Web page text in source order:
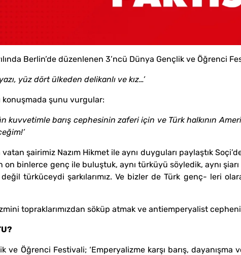
Berlin’de düzenlenen 3’ncü Dünya Gençlik ve Öğrenci
yüz dört ülkeden delikanlı ve kız…’
konuşmada şunu vurgular:
kuvvetimle barış cephesinin zaferi için ve Türk halkının
şairimiz Nazım Hikmet ile aynı duyguları paylaştık
on binlerce genç ile buluştuk, aynı türküyü söyledik, aynı şiarı
türküceydi şarkılarımız. Ve bizler de Türk genç- leri
topraklarımızdan söküp atmak ve antiemperyalist
ve Öğrenci Festivali; ‘Emperyalizme karşı barış,